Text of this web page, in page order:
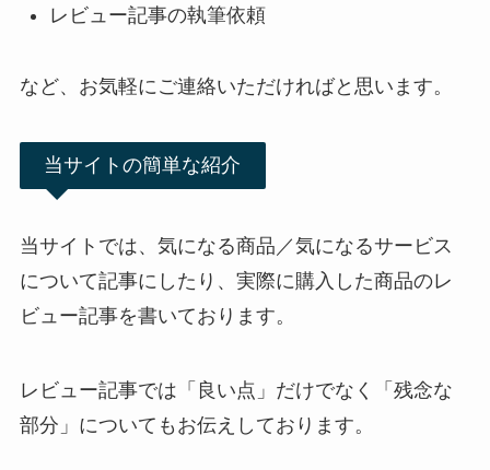
レビュー記事の執筆依頼
など、お気軽にご連絡いただければと思います。
当サイトの簡単な紹介
当サイトでは、気になる商品／気になるサービス
について記事にしたり、実際に購入した商品のレ
ビュー記事を書いております。
レビュー記事では「良い点」だけでなく「残念な
部分」についてもお伝えしております。